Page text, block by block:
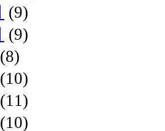
(9)
(9)
(8)
(10)
(11)
(10)